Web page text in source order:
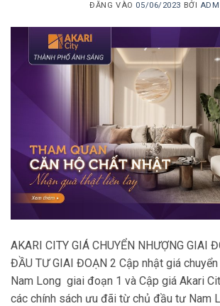
ĐĂNG VÀO 05/06/2023 BỞI
AKARI CITY GIÁ CHUYỂN NHƯỢNG GIAI
ĐẦU TƯ GIAI ĐOẠN 2 Cập nhật giá
Nam Long giai đoạn 1 và Cập giá Akari
các chính sách ưu đãi từ chủ đầu tư Nam